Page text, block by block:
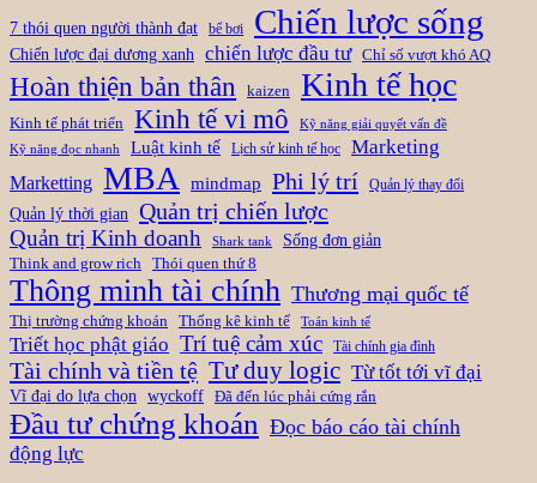
7 thói quen người thành đạt bể bơi Chiến lược sống
Chiến lược đại dương xanh chiến lược đầu tư Chỉ số vượt khó AQ
Hoàn thiện bản thân kaizen Kinh tế học
Kinh tế phát triển Kinh tế vi mô
Kỹ năng giải quyết vấn đề
Kỹ năng đọc nhanh
Luật kinh tế Lịch sử kinh tế học Marketing
Marketting MBA mindmap Phi lý trí Quản lý thay đổi
Quản lý thời gian Quản trị chiến lược
Quản trị Kinh doanh Shark tank Sống đơn giản
Think and grow rich Thói quen thứ 8
Thông minh tài chính Thương mại quốc tế
Thị trường chứng khoán Thống kê kinh tế Toán kinh tế
Triết học phật giáo Trí tuệ cảm xúc Tài chính gia đình
Tài chính và tiền tệ Tư duy logic Từ tốt tới vĩ đại
Vĩ đại do lựa chọn wyckoff Đã đến lúc phải cứng rắn
Đầu tư chứng khoán Đọc báo cáo tài chính
động lực